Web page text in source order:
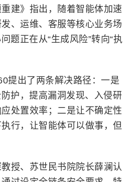
建》指出，随着智能体加速
、运维、客服等核心业务场
题正在从“生成风险”转向“执
提出了两条解决路径：一是
护，提高漏洞发现、入侵研
处置效率；二是让不确定性
行，让智能体可以做事，但
授、苏世民书院院长薛澜认